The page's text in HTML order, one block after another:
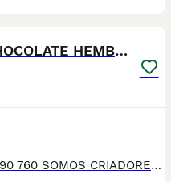
CAMADA CANICHE TOY CHOCOLATE HEMBRAS
TELÉFONO O WHATSAPP 722 490 760 SOMOS CRIADORES DIRECTOS SIN INTERMEDIARIOS! MÁS DE 20 AÑOS EN EL SECTOR NOS AVALAN, VALORANDO TANTO LA CRIA RESPONSABLE COMO TAMBIÉN LA SELECCIÓN PARA MEJORAR LA RAZA DURANTE TODOS ESTOS AÑOS. NUESTROS CACHORROS SE ENTREGAN PREVIAMENTE REVISADOS POR NUESTRO VETERINARIO PROFESIONAL Y BAJO LOS MAS ESTRICTOS CONTROLES DE SALUD, HACEMOS HINCAPIÉ EN SU SOCIABILIZACIÓN PARA SU CORRECTO DESARROLLO NEUROLOGICO! Y OS ASESORAMOS ANTES DURANTE Y DESPUES DE LA ENTREGA PARA QUE TODO SEA LO MAS AFABLE Y FACIL POSIBLE DURANTE LA ADAPTACION! NUESTROS BEBES SE ENTREGAN A PARTIR DE LOS DOS MESES CON SUS VACUNAS AL DIA, DESPARASITADOS Y CON GARANTIAS DE SALUD, MICROCHIP Y CARTILLA DE VACUNACION! SI BUSCAS UN COMPAÑERO SANO Y EQUILIBRADO ESTE ES EL LUGAR, TE ASESORAREMOS DURANTE TODO EL PROCESO NO DUDES EN CONSULTAR POR NUESTROS PEQUES AL 722 490 760